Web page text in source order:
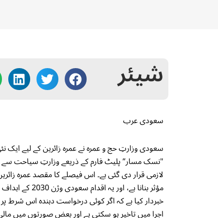
شیئر
سعودی عرب
سعودی وزارتِ حج و عمرہ نے عمرہ زائرین کے لیے
"نسک مسار” پلیٹ فارم کے ذریعے وزارتِ سیاحت
لازمی قرار دی گئی ہے۔ اس فیصلے کا مقصد عمرہ
مؤثر بنانا
خبردار کیا ہے کہ اگر کوئی درخواست دہندہ اس شرط
اجرا میں تاخیر ہو سکتی ہے اور بعض صورتوں میں